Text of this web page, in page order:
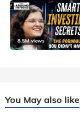
8.5M views
You May also like